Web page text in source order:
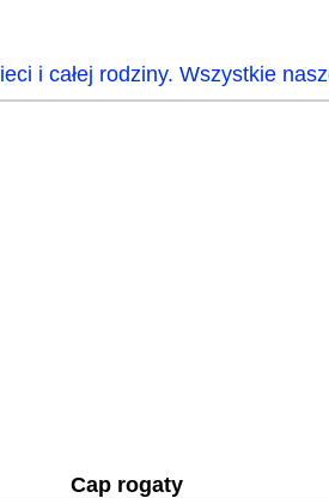
i całej rodziny. Wszystkie
Cap rogaty